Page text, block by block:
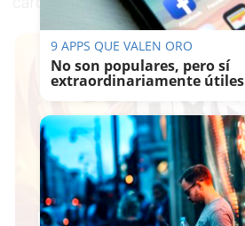
9 APPS QUE VALEN ORO
No son populares, pero sí
extraordinariamente útiles